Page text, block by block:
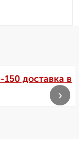
доставка в
›